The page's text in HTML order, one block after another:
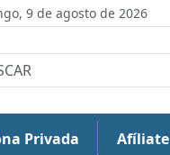
9 de agosto de 2026
Privada Afíliate